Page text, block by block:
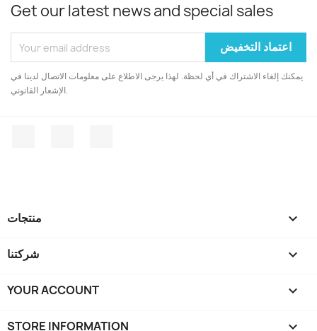
موديول حساس نبضات قلب ...
موديول حساس نبضات قلب ...
شيلد قياسات حيوية للأو...
Get our latest news and special sales
يمكنك إلغاء الاشتراك في أي لحظة. لهذا يرجى الاطلاع على معلومات الاتصال لدينا في
الإشعار القانوني.
منتجات 
شركتنا 
YOUR ACCOUNT 
STORE INFORMATION keyboard_arrow_down